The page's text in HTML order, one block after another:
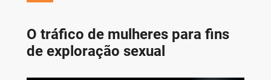
O tráfico de mulheres para fins
de exploração sexual